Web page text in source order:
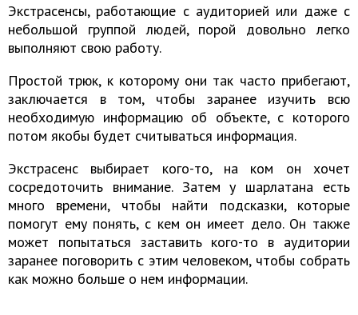
Экстрасенсы, работающие с аудиторией или даже с
небольшой группой людей, порой довольно легко
выполняют свою работу.
Простой трюк, к которому они так часто прибегают,
заключается в том, чтобы заранее изучить всю
необходимую информацию об объекте, с которого
потом якобы будет считываться информация.
Экстрасенс выбирает кого-то, на ком он хочет
сосредоточить внимание. Затем у шарлатана есть
много времени, чтобы найти подсказки, которые
помогут ему понять, с кем он имеет дело. Он также
может попытаться заставить кого-то в аудитории
заранее поговорить с этим человеком, чтобы собрать
как можно больше о нем информации.